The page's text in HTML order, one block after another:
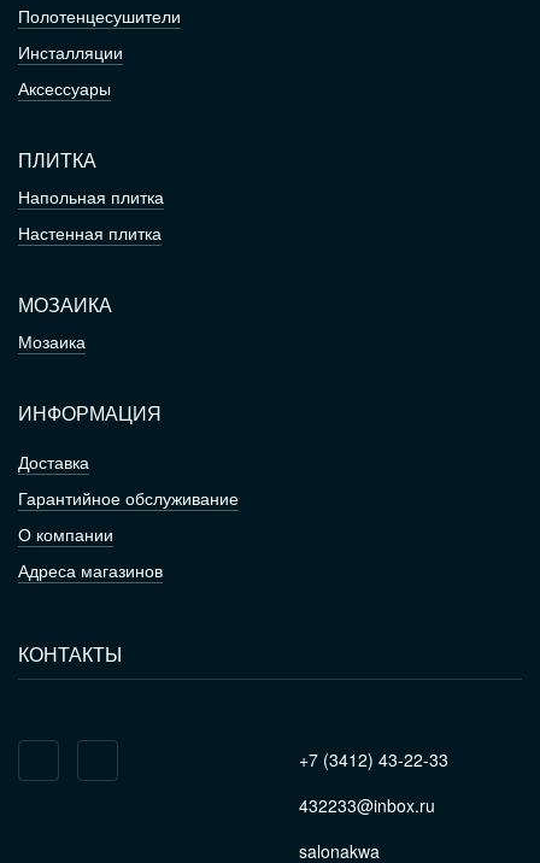
Полотенцесушители
Инсталляции
Аксессуары
ПЛИТКА
Напольная плитка
Настенная плитка
МОЗАИКА
Мозаика
ИНФОРМАЦИЯ
Доставка
Гарантийное обслуживание
О компании
Адреса магазинов
КОНТАКТЫ
+7 (3412) 43-22-33
432233@inbox.ru
salonakwa